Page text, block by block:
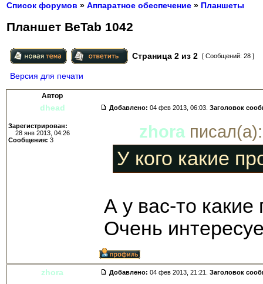
Список форумов » Аппаратное обеспечение » Планшеты
Планшет BeTab 1042
Страница 2 из 2 [ Сообщений: 28 ]
Версия для печати
Автор
dhead Добавлено: 04 фев 2013, 06:03. Заголовок
Зарегистрирован:
28 янв 2013, 04:26
Сообщения: 3 zhora писал(а):
У кого какие
А у вас-то
Очень
zhora Добавлено: 04 фев 2013, 21:21. Заголовок